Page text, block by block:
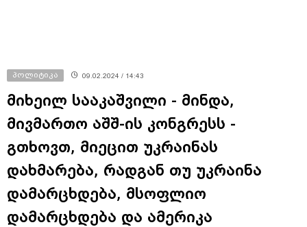
პოლიტიკა 09.02.2024 / 14:43
მიხეილ სააკაშვილი - მინდა,
მივმართო აშშ-ის კონგრესს -
გთხოვთ, მიეცით უკრაინას
დახმარება, რადგან თუ უკრაინა
დამარცხდება, მსოფლიო
დამარცხდება და ამერიკა